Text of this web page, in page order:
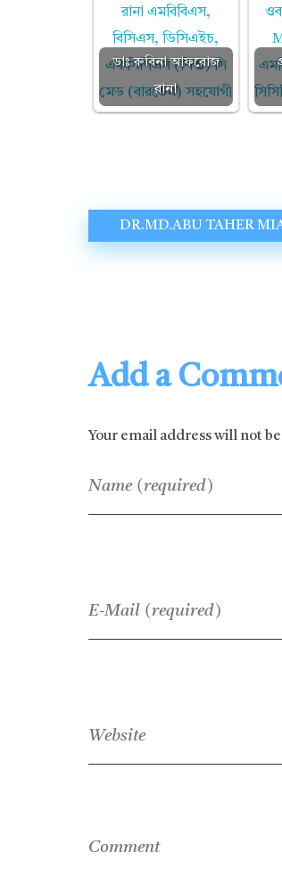
ডাঃ রুবিনা আফরোজ
রানা
DR.MD.ABU TAHER
Add a
Your email address will not